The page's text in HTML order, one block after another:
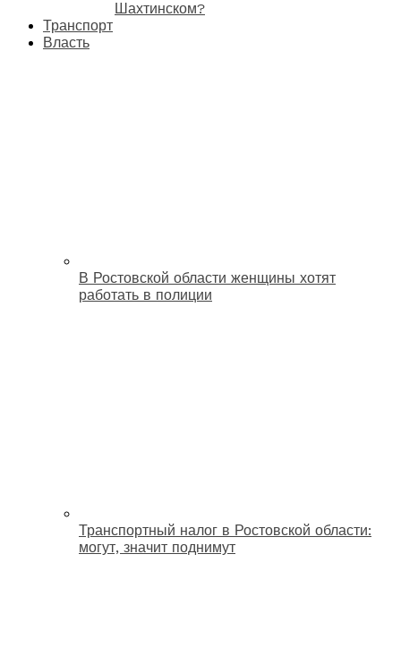
Шахтинском?
Транспорт
Власть
В Ростовской области женщины хотят
работать в полиции
Транспортный налог в Ростовской области:
могут, значит поднимут